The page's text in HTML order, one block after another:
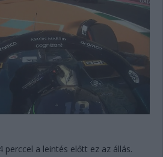
perccel a leintés előtt ez az állás.